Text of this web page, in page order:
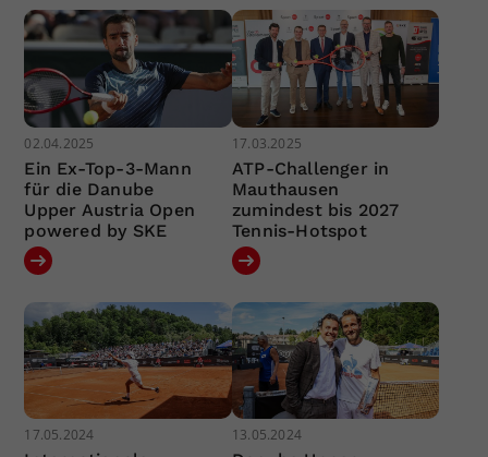
02.04.2025
Ein Ex-Top-3-Mann
für die Danube
Upper Austria Open
powered by SKE
17.03.2025
ATP-Challenger in
Mauthausen
zumindest bis 2027
Tennis-Hotspot
17.05.2024 13.05.2024